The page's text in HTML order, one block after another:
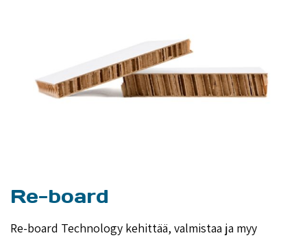
Re-board
Re-board Technology kehittää, valmistaa ja myy